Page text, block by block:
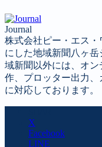
Journal
株式会社ピー・エス
にした地域新聞八ヶ
域新聞以外には、オン
作、プロッター出力
に対応しております。
X
Facebook
LINE